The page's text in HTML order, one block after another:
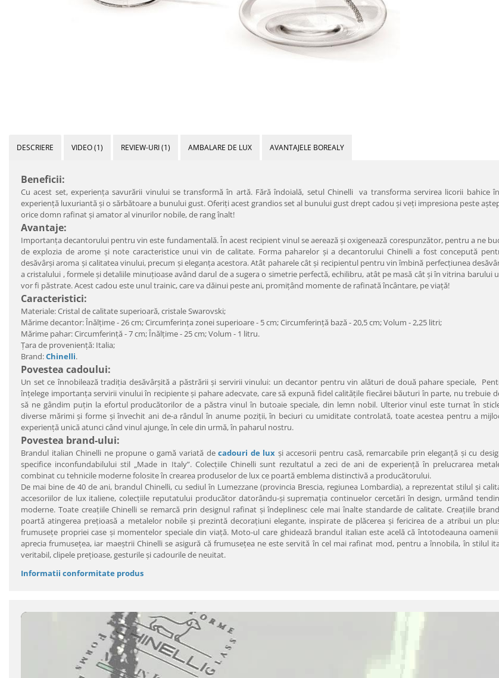
DESCRIERE VIDEO(1) REVIEW-URI(1) AMBALARE DE LUX AVANTAJELE BOREALY
Beneficii:
Cu acest set, experienţa savurării vinului se transformă în artă. Fără îndoială, setul Chinelli va transforma servirea licorii bahice
experienţă luxuriantă şi o sărbătoare a bunului gust. Oferiţi acest grandios set al bunului gust drept cadou şi veţi impresiona peste
orice domn rafinat şi amator al vinurilor nobile, de rang înalt!
Avantaje:
Importanţa decantorului pentru vin este fundamentală. În acest recipient vinul se aerează şi oxigenează corespunzător, pentru a ne
de explozia de arome şi note caracteristice unui vin de calitate. Forma paharelor şi a decantorului Chinelli a fost concepută
desăvârşi aroma şi calitatea vinului, precum şi eleganţa acestora. Atât paharele cât şi recipientul pentru vin îmbină perfecţiunea
a cristalului , formele şi detaliile minuţioase având darul de a sugera o simetrie perfectă, echilibru, atât pe masă cât şi în vitrina barului
vor fi păstrate. Acest cadou este unul trainic, care va dăinui peste ani, promiţând momente de rafinată încântare, pe viaţă!
Caracteristici:
Materiale: Cristal de calitate superioară, cristale Swarovski;
Mărime decantor: Înălțime - 26 cm; Circumferința zonei superioare - 5 cm; Circumferință bază - 20,5 cm; Volum - 2,25 litri;
Mărime pahar: Circumferință - 7 cm; Înălțime - 25 cm; Volum - 1 litru.
Ţara de provenienţă: Italia;
Brand:Chinelli.
Povestea cadoului:
Un set ce înnobilează tradiția desăvârșită a păstrării și servirii vinului: un decantor pentru vin alături de două pahare speciale,
înţelege importanţa servirii vinului în recipiente şi pahare adecvate, care să expună fidel calităţile fiecărei băuturi în parte, nu trebuie
să ne gândim puţin la efortul producătorilor de a păstra vinul în butoaie speciale, din lemn nobil. Ulterior vinul este turnat în
diverse mărimi şi forme şi învechit ani de-a rândul în anume poziţii, în beciuri cu umiditate controlată, toate acestea pentru a
experienţă unică atunci când vinul ajunge, în cele din urmă, în paharul nostru.
Povestea brand-ului:
Brandul italian Chinelli ne propune o gamă variată decadouri de lux şi accesorii pentru casă, remarcabile prin eleganţă şi cu
specifice inconfundabilului stil „Made in Italy”. Colecţiile Chinelli sunt rezultatul a zeci de ani de experienţă în prelucrarea
combinat cu tehnicile moderne folosite în crearea produselor de lux ce poartă emblema distinctivă a producătorului.
De mai bine de 40 de ani, brandul Chinelli, cu sediul în Lumezzane (provincia Brescia, regiunea Lombardia), a reprezentat stilul şi
accesoriilor de lux italiene, colecţiile reputatului producător datorându-şi supremaţia continuelor cercetări în design, urmând
moderne. Toate creaţiile Chinelli se remarcă prin designul rafinat şi îndeplinesc cele mai înalte standarde de calitate. Creaţiile
poartă atingerea preţioasă a metalelor nobile şi prezintă decoraţiuni elegante, inspirate de plăcerea şi fericirea de a atribui un
frumuseţe propriei case şi momentelor speciale din viaţă. Moto-ul care ghidează brandul italian este acelă că întotodeauna
aprecia frumuseţea, iar maeştrii Chinelli se asigură că frumuseţea ne este servită în cel mai rafinat mod, pentru a înnobila, în stilul
veritabil, clipele preţioase, gesturile şi cadourile de neuitat.
Informatii conformitate produs